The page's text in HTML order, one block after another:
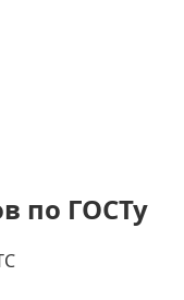
по ГОСТу